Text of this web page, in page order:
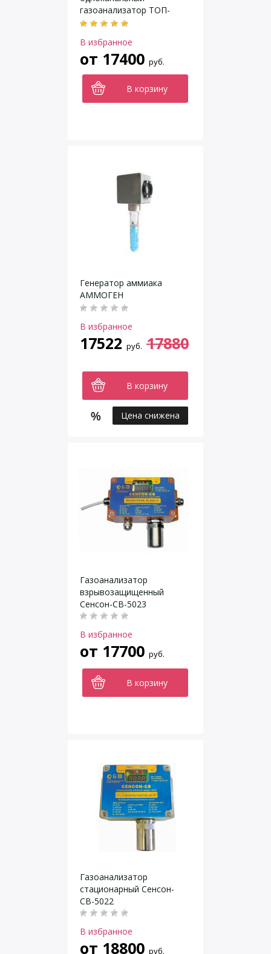
газоанализатор ТОП-
СЕНС 210
В избранное
от 17400 руб.
В корзину
Генератор аммиака
АММОГЕН
В избранное
17522 руб. 17880
В корзину
Цена снижена
Газоанализатор
взрывозащищенный
Сенсон-СВ-5023
В избранное
от 17700 руб.
В корзину
Газоанализатор
стационарный Сенсон-
СВ-5022
В избранное
от 18800 руб.